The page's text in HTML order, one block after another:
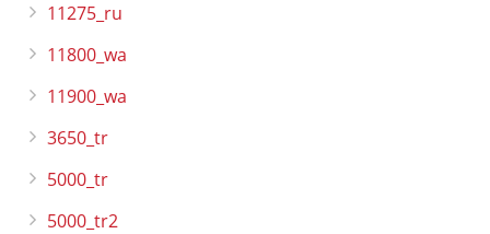
11275_ru
11800_wa
11900_wa
3650_tr
5000_tr
5000_tr2